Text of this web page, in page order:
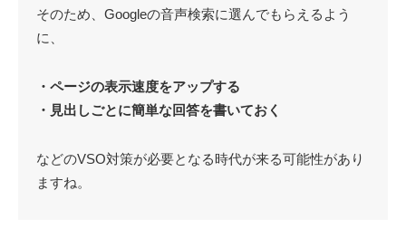
そのため、Googleの音声検索に選んでもらえるよう
に、
・ページの表示速度をアップする
・見出しごとに簡単な回答を書いておく
などのVSO対策が必要となる時代が来る可能性があり
ますね。